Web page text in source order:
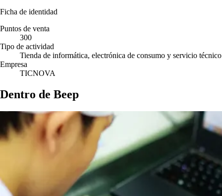
Ficha de identidad
Puntos de venta
300
Tipo de actividad
Tienda de informática, electrónica de consumo y servicio técnico
Empresa
TICNOVA
Dentro de Beep